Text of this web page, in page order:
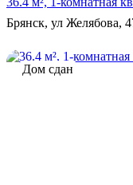
Брянск, ул Желябова,
Дом сдан